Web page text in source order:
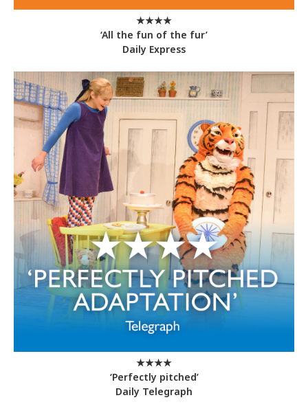
★★★★
‘All the fun of the fur’
Daily Express
★★★★
‘Perfectly pitched’
Daily Telegraph